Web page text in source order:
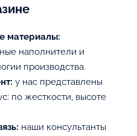
материалы:
наполнители и
производства.
у нас представлены
по жесткости, высоте
наши консультанты